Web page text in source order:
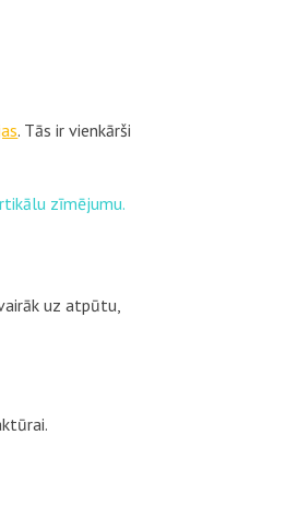
. Tās ir vienkārši
zīmējumu.
uz atpūtu,